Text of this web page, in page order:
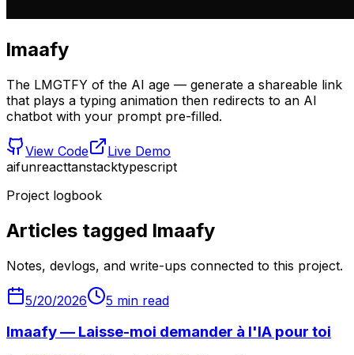
lmaafy
The LMGTFY of the AI age — generate a shareable link
that plays a typing animation then redirects to an AI
chatbot with your prompt pre-filled.
View Code
Live Demo
aifunreacttanstacktypescript
Project logbook
Articles tagged lmaafy
Notes, devlogs, and write-ups connected to this project.
5/20/2026 5 min read
lmaafy — Laisse-moi demander à l'IA pour toi